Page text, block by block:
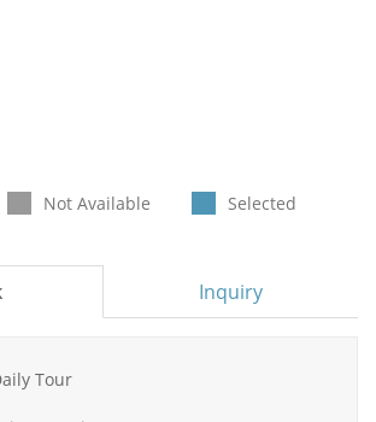
Not Available Selected
Inquiry
Tour